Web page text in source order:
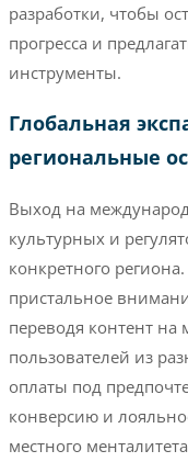
разработки, чтобы
прогресса и
инструменты.
Глобальная
региональные
Выход на
культурных и
конкретного
пристальное
переводя контент на
пользователей из
оплаты под
конверсию и
местного